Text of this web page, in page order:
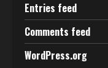
Entries feed
Comments feed
WordPress.org